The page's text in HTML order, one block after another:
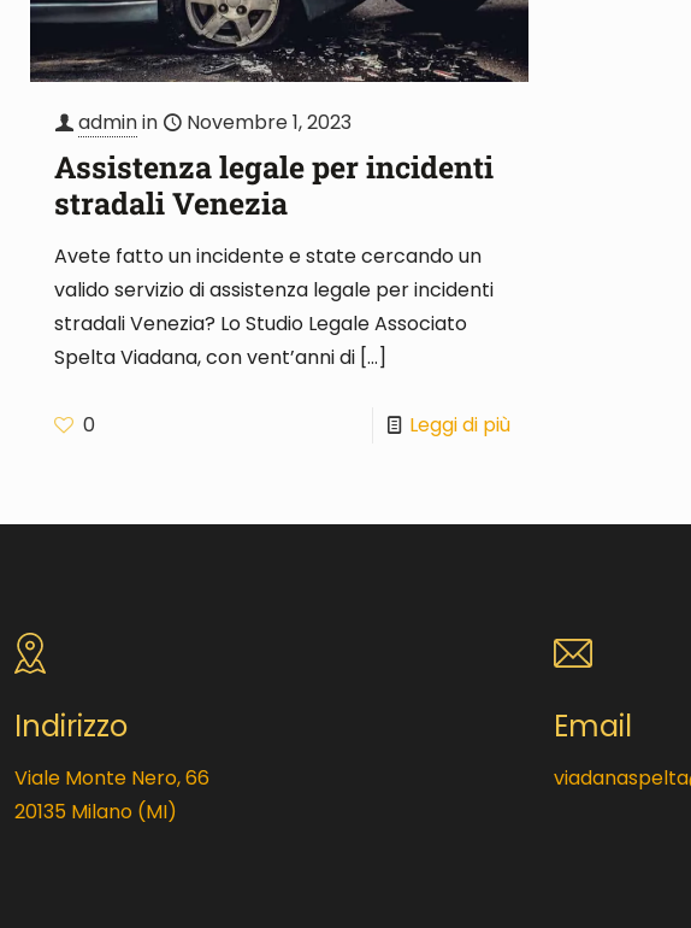
adminin Novembre 1, 2023
Assistenza legale per incidenti
stradali Venezia
Avete fatto un incidente e state cercando un
valido servizio di assistenza legale per incidenti
stradali Venezia? Lo Studio Legale Associato
Spelta Viadana, con vent’anni di […]
0 Leggi di più
Indirizzo
Viale Monte Nero, 66
20135 Milano (MI)
Email